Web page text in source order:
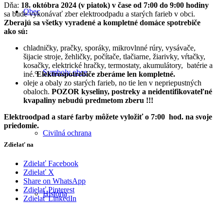
Obec
Symboly obce
Civilná ochrana
História
Dňa: 18. októbra 2024 (v piatok) v čase od 7:00 do 9:00 hodiny
sa bude vykonávať zber elektroodpadu a starých farieb v obci.
Zberajú sa všetky vyradené a kompletné domáce spotrebiče
ako sú:
chladničky, pračky, sporáky, mikrovlnné rúry, vysávače,
šijacie stroje, žehličky, počítače, tlačiarne, žiarivky, vŕtačky,
kosačky, elektrické hračky, termostaty, akumulátory, batérie a
iné.Elektrospotrebiče zberáme len kompletné.
oleje a obaly zo starých farieb, no tie len v nepriepustných
obaloch. POZOR kyseliny, postreky a neidentifikovateľné
kvapaliny nebudú predmetom zberu !!!
Elektroodpad a staré farby môžete vyložiť o 7:00 hod. na svoje
priedomie.
Zdielať na
Zdielať Facebook
Zdielať X
Share on WhatsApp
Zdielať Pinterest
Zdielať LinkedIn